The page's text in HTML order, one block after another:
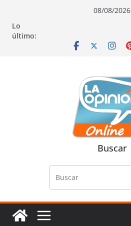
contenido
navegación
contenido
08/08/2026
Lo
último:
Buscar